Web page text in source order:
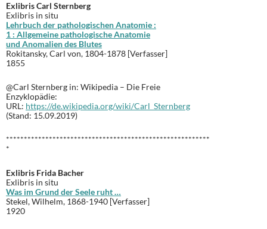
Exlibris Carl Sternberg
Exlibris in situ
Lehrbuch der pathologischen Anatomie :
1 : Allgemeine pathologische Anatomie
und Anomalien des Blutes
Rokitansky, Carl von, 1804-1878 [Verfasser]
1855
@Carl Sternberg in: Wikipedia – Die Freie
Enzyklopädie:
URL: https://de.wikipedia.org/wiki/Carl_Sternberg
(Stand: 15.09.2019)
*********************************************************
*
Exlibris Frida Bacher
Exlibris in situ
Was im Grund der Seele ruht …
Stekel, Wilhelm, 1868-1940 [Verfasser]
1920